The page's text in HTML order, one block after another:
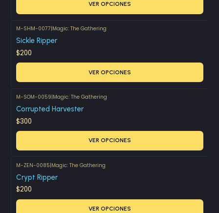
VER OPCIONES
M-SHM-0077|Magic: The Gathering
Sickle Ripper
$200
VER OPCIONES
M-SOM-0059|Magic: The Gathering
Corrupted Harvester
$300
VER OPCIONES
M-ZEN-0085|Magic: The Gathering
Crypt Ripper
$200
VER OPCIONES